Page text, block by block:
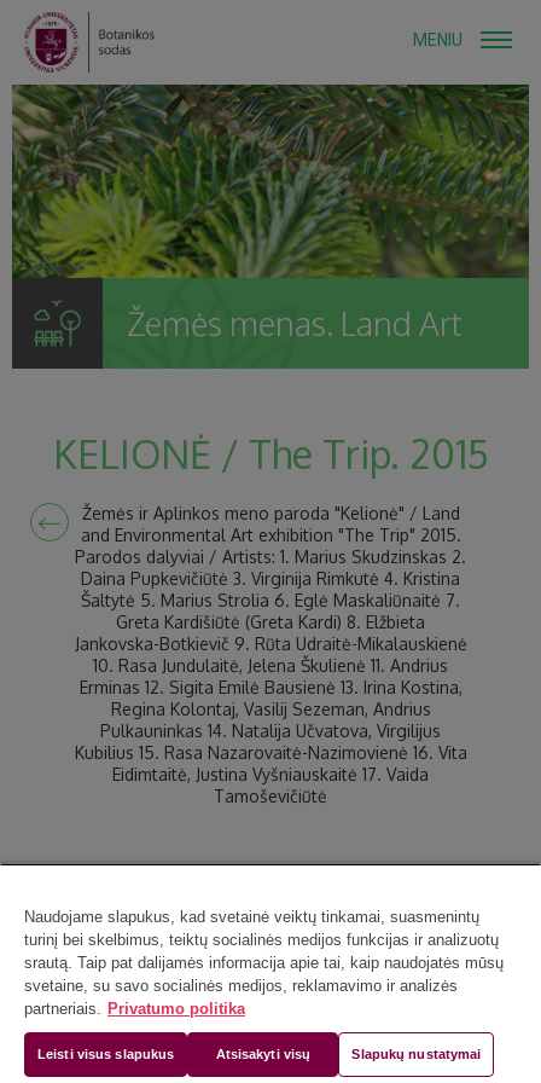
MENIU
Žemės menas. Land Art
KELIONĖ / The Trip. 2015
Žemės ir Aplinkos meno paroda "Kelionė" / Land
and Environmental Art exhibition "The Trip" 2015.
Parodos dalyviai / Artists: 1. Marius Skudzinskas 2.
Daina Pupkevičiūtė 3. Virginija Rimkutė 4. Kristina
Šaltytė 5. Marius Strolia 6. Eglė Maskaliūnaitė 7.
Greta Kardišiūtė (Greta Kardi) 8. Elžbieta
Jankovska-Botkievič 9. Rūta Udraitė-Mikalauskienė
10. Rasa Jundulaitė, Jelena Škulienė 11. Andrius
Erminas 12. Sigita Emilė Bausienė 13. Irina Kostina,
Regina Kolontaj, Vasilij Sezeman, Andrius
Pulkauninkas 14. Natalija Učvatova, Virgilijus
Kubilius 15. Rasa Nazarovaitė-Nazimovienė 16. Vita
Eidimtaitė, Justina Vyšniauskaitė 17. Vaida
Tamoševičiūtė
Naudojame slapukus, kad svetainė veiktų tinkamai, suasmenintų
turinį bei skelbimus, teiktų socialinės medijos funkcijas ir analizuotų
srautą. Taip pat dalijamės informacija apie tai, kaip naudojatės mūsų
svetaine, su savo socialinės medijos, reklamavimo ir analizės
partneriais. Privatumo politika
Leisti visus slapukus Atsisakyti visų Slapukų nustatymai